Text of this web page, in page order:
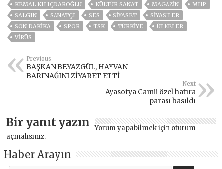
KEMAL KILIÇDAROĞLU
KÜLTÜR SANAT MAGAZİN
MHP
SALGIN
SANATÇI SES SİYASET
SİYASİLER
SON DAKIKA
SPOR TSK TÜRKİYE
ÜLKELER
VIRÜS
Previous
BAŞKAN BEYAZGÜL, HAYVAN
BARINAĞINI ZİYARET ETTİ
Next
Ayasofya Camii özel hatıra
parası basıldı
Bir yanıt yazın Yorum yapabilmek için oturum
açmalısınız.
Haber Arayın